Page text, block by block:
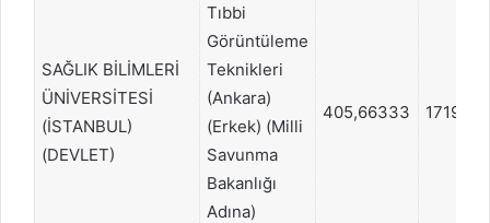
SAĞLIK BİLİMLERİ
ÜNİVERSİTESİ
(İSTANBUL)
(DEVLET)
Tıbbi
Görüntüleme
Teknikleri
(Ankara)
(Erkek) (Milli
Savunma
Bakanlığı
Adına)
405,66333 171975